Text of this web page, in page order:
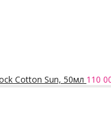
Cotton Sun, 50мл 110